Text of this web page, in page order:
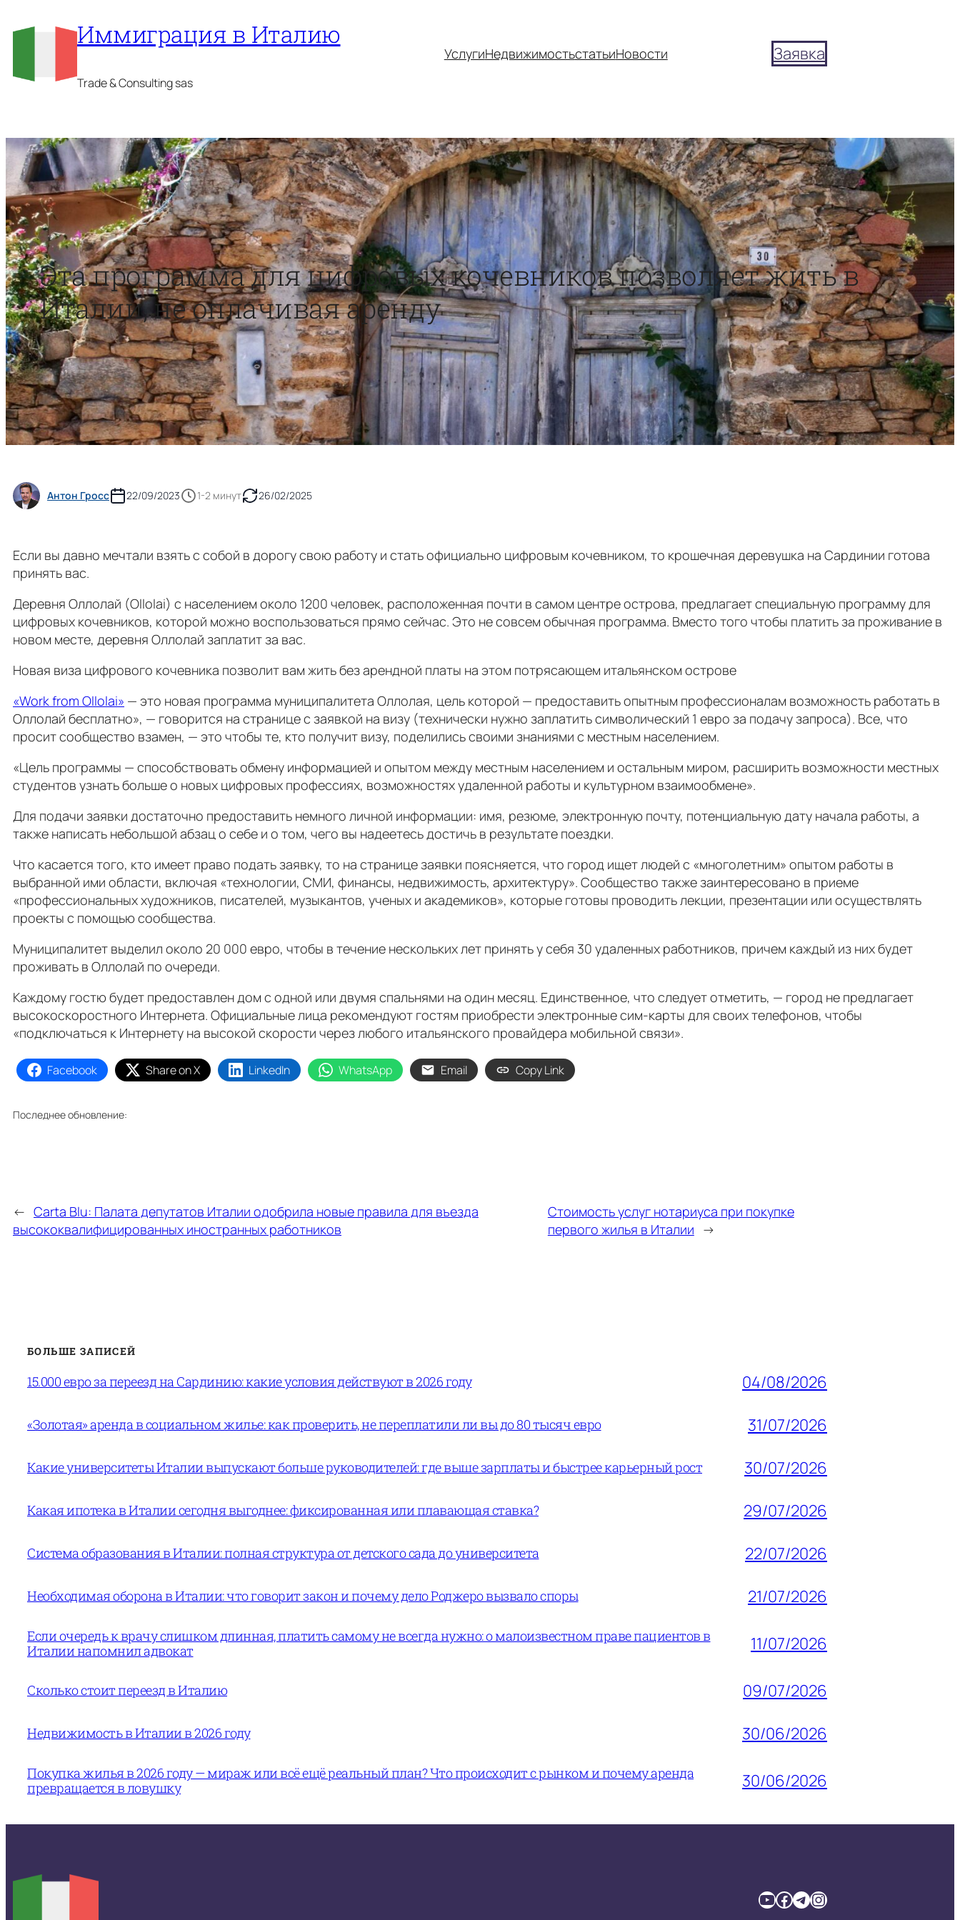
Иммиграция в Италию
Trade & Consulting sas
УслугиНедвижимостьстатьиНовости Заявка
Эта программа для цифровых кочевников позволяет жить в
Италии, не оплачивая аренду
Антон Гросс 22/09/2023 1-2 минут 26/02/2025
Если вы давно мечтали взять с собой в дорогу свою работу и стать официально цифровым кочевником, то крошечная деревушка на Сардинии готова
принять вас.
Деревня Оллолай (Ollolai) с населением около 1200 человек, расположенная почти в самом центре острова, предлагает специальную программу для
цифровых кочевников, которой можно воспользоваться прямо сейчас. Это не совсем обычная программа. Вместо того чтобы платить за проживание в
новом месте, деревня Оллолай заплатит за вас.
Новая виза цифрового кочевника позволит вам жить без арендной платы на этом потрясающем итальянском острове
«Work from Ollolai» — это новая программа муниципалитета Оллолая, цель которой — предоставить опытным профессионалам возможность работать в
Оллолай бесплатно», — говорится на странице с заявкой на визу (технически нужно заплатить символический 1 евро за подачу запроса). Все, что
просит сообщество взамен, — это чтобы те, кто получит визу, поделились своими знаниями с местным населением.
«Цель программы — способствовать обмену информацией и опытом между местным населением и остальным миром, расширить возможности местных
студентов узнать больше о новых цифровых профессиях, возможностях удаленной работы и культурном взаимообмене».
Для подачи заявки достаточно предоставить немного личной информации: имя, резюме, электронную почту, потенциальную дату начала работы, а
также написать небольшой абзац о себе и о том, чего вы надеетесь достичь в результате поездки.
Что касается того, кто имеет право подать заявку, то на странице заявки поясняется, что город ищет людей с «многолетним» опытом работы в
выбранной ими области, включая «технологии, СМИ, финансы, недвижимость, архитектуру». Сообщество также заинтересовано в приеме
«профессиональных художников, писателей, музыкантов, ученых и академиков», которые готовы проводить лекции, презентации или осуществлять
проекты с помощью сообщества.
Муниципалитет выделил около 20 000 евро, чтобы в течение нескольких лет принять у себя 30 удаленных работников, причем каждый из них будет
проживать в Оллолай по очереди.
Каждому гостю будет предоставлен дом с одной или двумя спальнями на один месяц. Единственное, что следует отметить, — город не предлагает
высокоскоростного Интернета. Официальные лица рекомендуют гостям приобрести электронные сим-карты для своих телефонов, чтобы
«подключаться к Интернету на высокой скорости через любого итальянского провайдера мобильной связи».
Facebook Share on X LinkedIn WhatsApp Email Copy Link
Последнее обновление:
← Carta Blu: Палата депутатов Италии одобрила новые правила для въезда
высококвалифицированных иностранных работников
Стоимость услуг нотариуса при покупке
первого жилья в Италии →
БОЛЬШЕ ЗАПИСЕЙ
15.000 евро за переезд на Сардинию: какие условия действуют в 2026 году 04/08/2026
«Золотая» аренда в социальном жилье: как проверить, не переплатили ли вы до 80 тысяч евро 31/07/2026
Какие университеты Италии выпускают больше руководителей: где выше зарплаты и быстрее карьерный рост 30/07/2026
Какая ипотека в Италии сегодня выгоднее: фиксированная или плавающая ставка? 29/07/2026
Система образования в Италии: полная структура от детского сада до университета 22/07/2026
Необходимая оборона в Италии: что говорит закон и почему дело Роджеро вызвало споры 21/07/2026
Если очередь к врачу слишком длинная, платить самому не всегда нужно: о малоизвестном праве пациентов в
Италии напомнил адвокат
11/07/2026
Сколько стоит переезд в Италию 09/07/2026
Недвижимость в Италии в 2026 году 30/06/2026
Покупка жилья в 2026 году — мираж или всё ещё реальный план? Что происходит с рынком и почему аренда
превращается в ловушку
30/06/2026
YouTube Facebook TelegramInstagram